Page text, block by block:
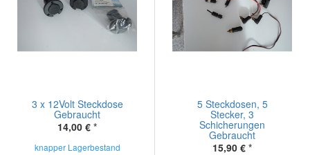
3 x 12Volt Steckdose
Gebraucht
14,00 € *
knapper Lagerbestand
5 Steckdosen, 5
Stecker, 3
Schicherungen
Gebraucht
15,90 € *